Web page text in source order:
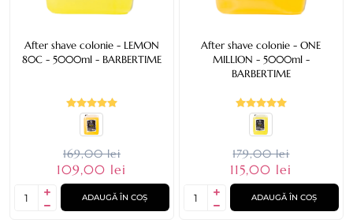
After shave colonie - LEMON
80C - 5000ml - BARBERTIME
169,00 lei
109,00 lei
ADAUGĂ ÎN COȘ
After shave colonie - ONE
MILLION - 5000ml -
BARBERTIME
179,00 lei
115,00 lei
ADAUGĂ ÎN COȘ